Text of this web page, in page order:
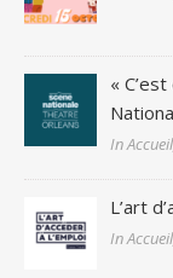
«
In
L’art
In